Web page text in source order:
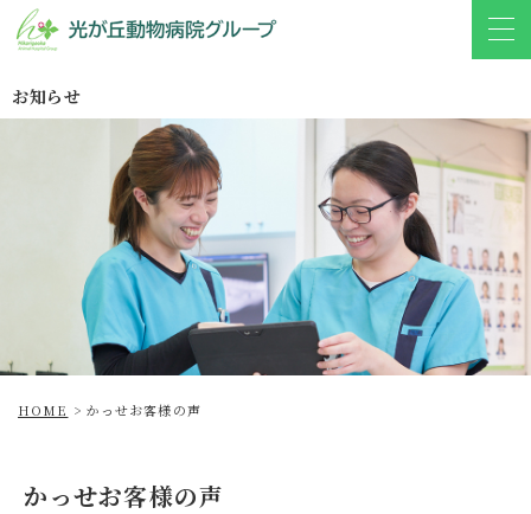
お知らせ
HOME > かっせお客様の声
かっせお客様の声